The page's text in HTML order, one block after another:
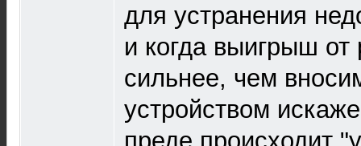
для устранения
и когда выигрыш от
сильнее, чем
устройством